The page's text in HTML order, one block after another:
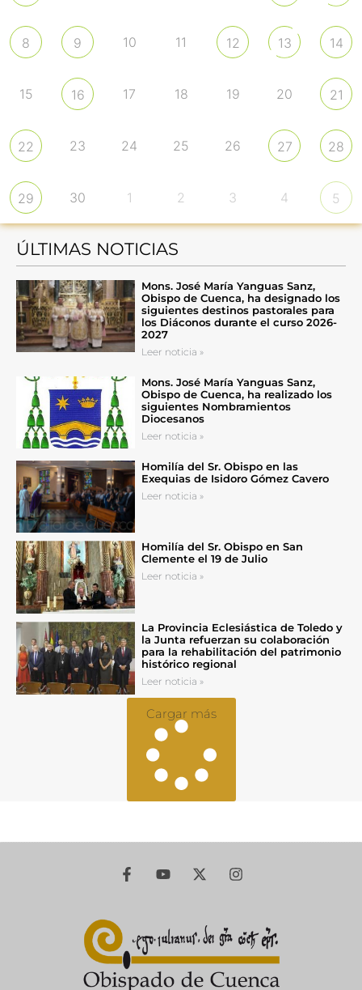
8 9 10 11 12 13 14
15 16 17 18 19 20 21
22 23 24 25 26 27 28
29 30 1 2 3 4 5
ÚLTIMAS NOTICIAS
Mons. José María Yanguas Sanz,
Obispo de Cuenca, ha designado los
siguientes destinos pastorales para
los Diáconos durante el curso 2026-
2027
Leer noticia »
Mons. José María Yanguas Sanz,
Obispo de Cuenca, ha realizado los
siguientes Nombramientos
Diocesanos
Leer noticia »
Homilía del Sr. Obispo en las
Exequias de Isidoro Gómez Cavero
Leer noticia »
Homilía del Sr. Obispo en San
Clemente el 19 de Julio
Leer noticia »
La Provincia Eclesiástica de Toledo y
la Junta refuerzan su colaboración
para la rehabilitación del patrimonio
histórico regional
Leer noticia »
Cargar más